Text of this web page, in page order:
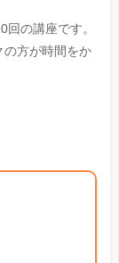
の講座です。
の方が時間をか